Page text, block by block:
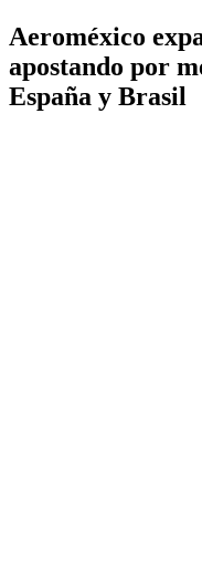
Aeroméxico
apostando por
España y Brasil